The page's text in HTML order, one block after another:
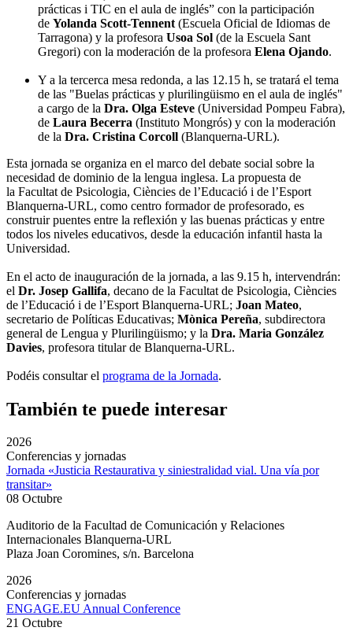
prácticas i TIC en el aula de inglés” con la participación
de Yolanda Scott-Tennent (Escuela Oficial de Idiomas de
Tarragona) y la profesora Usoa Sol (de la Escuela Sant
Gregori) con la moderación de la profesora Elena Ojando.
Y a la tercerca mesa redonda, a las 12.15 h, se tratará el tema
de las "Buelas prácticas y plurilingüismo en el aula de inglés"
a cargo de la Dra. Olga Esteve (Universidad Pompeu Fabra),
de Laura Becerra (Instituto Mongrós) y con la moderación
de la Dra. Cristina Corcoll (Blanquerna-URL).
Esta jornada se organiza en el marco del debate social sobre la
necesidad de dominio de la lengua inglesa. La propuesta de
la Facultat de Psicologia, Ciències de l’Educació i de l’Esport
Blanquerna-URL, como centro formador de profesorado, es
construir puentes entre la reflexión y las buenas prácticas y entre
todos los niveles educativos, desde la educación infantil hasta la
Universidad.
En el acto de inauguración de la jornada, a las 9.15 h, intervendrán:
el Dr. Josep Gallifa, decano de la Facultat de Psicologia, Ciències
de l’Educació i de l’Esport Blanquerna-URL; Joan Mateo,
secretario de Políticas Educativas; Mònica Pereña, subdirectora
general de Lengua y Plurilingüismo; y la Dra. Maria González
Davies, profesora titular de Blanquerna-URL.
Podéis consultar el programa de la Jornada.
También te puede interesar
2026
Conferencias y jornadas
Jornada «Justicia Restaurativa y siniestralidad vial. Una vía por
transitar»
08 Octubre
Auditorio de la Facultad de Comunicación y Relaciones
Internacionales Blanquerna-URL
Plaza Joan Coromines, s/n. Barcelona
2026
Conferencias y jornadas
ENGAGE.EU Annual Conference
21 Octubre